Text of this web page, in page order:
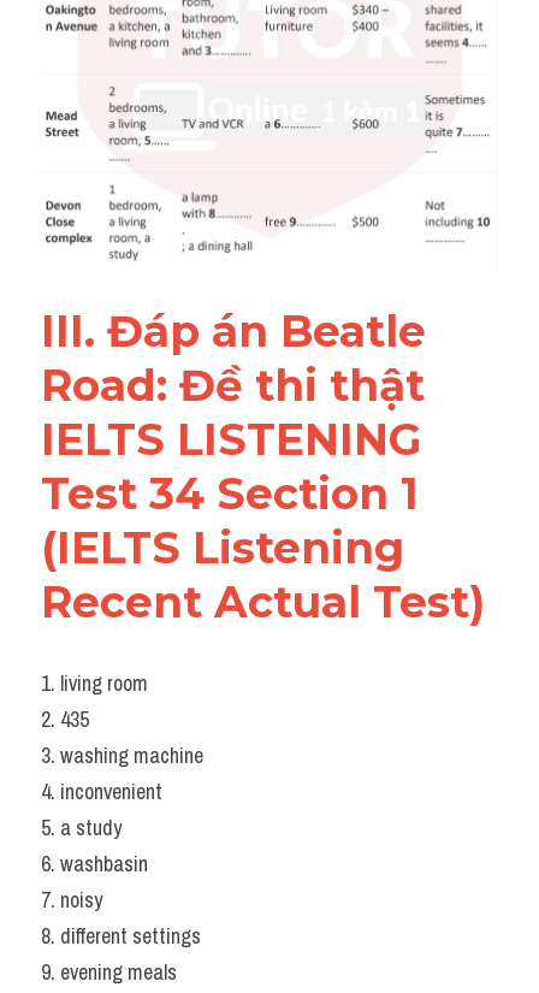
III. Đáp án Beatle
Road: Đề thi thật
IELTS LISTENING
Test 34 Section 1
(IELTS Listening
Recent Actual Test)
1. living room
2. 435
3. washing machine
4. inconvenient
5. a study
6. washbasin
7. noisy
8. different settings
9. evening meals